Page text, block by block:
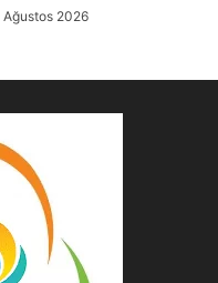
Ağustos 2026